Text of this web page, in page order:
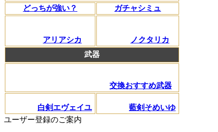
どっちが強い？
ガチャシミュ
アリアシカ
ノクタリカ
武器
交換おすすめ武器
白剣エヴェイユ
藍剣そめいゆ
ユーザー登録のご案内